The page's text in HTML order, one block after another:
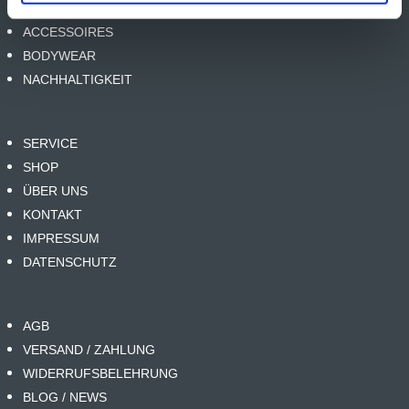
SCHUHE
ACCESSOIRES
BODYWEAR
NACHHALTIGKEIT
SERVICE
SHOP
ÜBER UNS
KONTAKT
IMPRESSUM
DATENSCHUTZ
AGB
VERSAND / ZAHLUNG
WIDERRUFSBELEHRUNG
BLOG / NEWS